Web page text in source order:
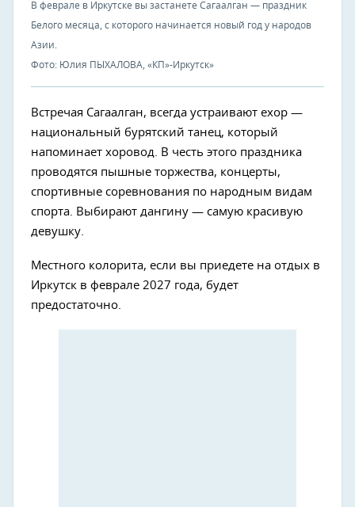
В феврале в Иркутске вы застанете Сагаалган — праздник
Белого месяца, с которого начинается новый год у народов
Азии.
Фото: Юлия ПЫХАЛОВА, «КП»-Иркутск»
Встречая Сагаалган, всегда устраивают ехор —
национальный бурятский танец, который
напоминает хоровод. В честь этого праздника
проводятся пышные торжества, концерты,
спортивные соревнования по народным видам
спорта. Выбирают дангину — самую красивую
девушку.
Местного колорита, если вы приедете на отдых в
Иркутск в феврале 2027 года, будет
предостаточно.